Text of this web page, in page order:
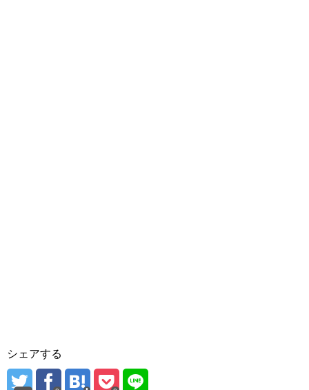
シェアする